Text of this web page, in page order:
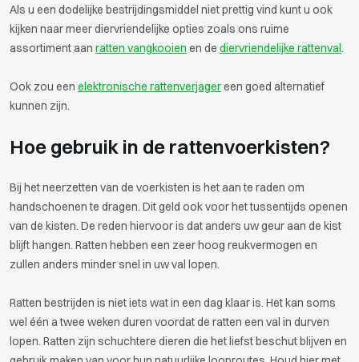
Als u een dodelijke bestrijdingsmiddel niet prettig vind kunt u ook
kijken naar meer diervriendelijke opties zoals ons ruime
assortiment aan ratten vangkooien en de diervriendelijke rattenval.
Ook zou een elektronische rattenverjagereen goed alternatief
kunnen zijn.
Hoe gebruik in de rattenvoerkisten?
Bij het neerzetten van de voerkisten is het aan te raden om
handschoenen te dragen. Dit geld ook voor het tussentijds openen
van de kisten. De reden hiervoor is dat anders uw geur aan de kist
blijft hangen. Ratten hebben een zeer hoog reukvermogen en
zullen anders minder snel in uw val lopen.
Ratten bestrijden is niet iets wat in een dag klaar is. Het kan soms
wel één a twee weken duren voordat de ratten een val in durven
lopen. Ratten zijn schuchtere dieren die het liefst beschut blijven en